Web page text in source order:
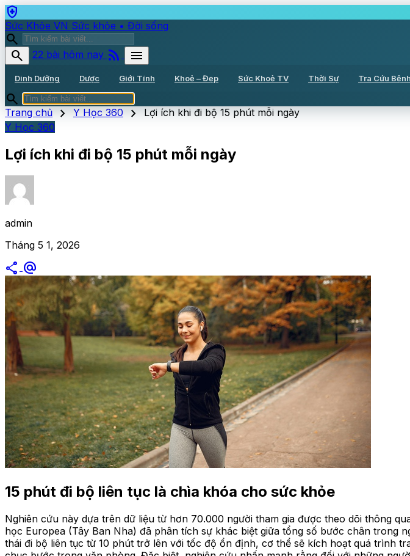
health_and_safety
Sức Khỏe VN Sức khỏe • Đời sống
search
search
22 bài hôm nay rss_feed menu
Dinh Dưỡng Dược Giới Tính Khoẻ – Đẹp Sức Khoẻ TV Thời Sự Tra Cứu Bệnh
search
Trang chủ chevron_right Y Học 360 chevron_right Lợi ích khi đi bộ 15 phút mỗi ngày
Y Học 360
Lợi ích khi đi bộ 15 phút mỗi ngày
admin
Tháng 5 1, 2026
share alternate_email
15 phút đi bộ liên tục là chìa khóa cho sức khỏe
Nghiên cứu này dựa trên dữ liệu từ hơn 70.000 người tham gia được theo dõi thông
học Europea (Tây Ban Nha) đã phân tích sự khác biệt giữa tổng số bước chân
thái đi bộ liên tục từ 10 phút trở lên với tốc độ ổn định, cơ thể sẽ kích hoạt quá trình